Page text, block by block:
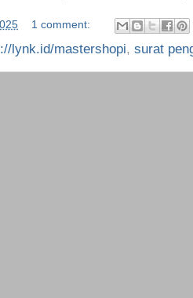
1 comment:
lynk.id/mastershopi, surat